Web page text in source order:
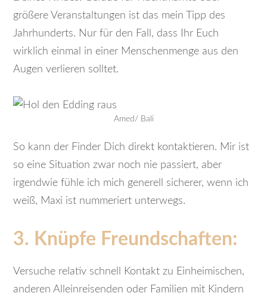
größere Veranstaltungen ist das mein Tipp des
Jahrhunderts. Nur für den Fall, dass Ihr Euch
wirklich einmal in einer Menschenmenge aus den
Augen verlieren solltet.
Amed/ Bali
So kann der Finder Dich direkt kontaktieren. Mir ist
so eine Situation zwar noch nie passiert, aber
irgendwie fühle ich mich generell sicherer, wenn ich
weiß, Maxi ist nummeriert unterwegs.
3. Knüpfe Freundschaften:
Versuche relativ schnell Kontakt zu Einheimischen,
anderen Alleinreisenden oder Familien mit Kindern